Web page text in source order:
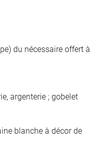
du nécessaire offert à
argenterie ; gobelet
blanche à décor de